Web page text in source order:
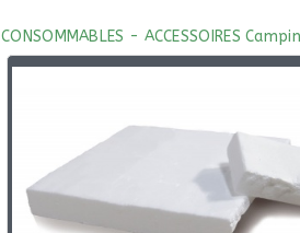
CONSOMMABLES - ACCESSOIRES